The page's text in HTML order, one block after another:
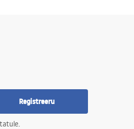
Registreeru